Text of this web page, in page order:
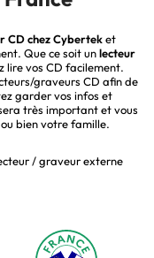
CD chez Cyberteket
Que ce soit unlecteur
lire vos CD facilement.
graveurs CD afin de
garder vos infos et
très important et vous
bien votre famille.
/ graveur externe
si vous utilisez un ordinateur
graveurs CD il est